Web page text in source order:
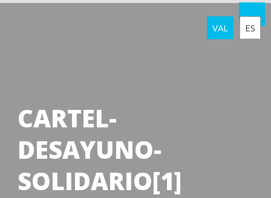
VAL ES
CARTEL-
DESAYUNO-
SOLIDARIO[1]